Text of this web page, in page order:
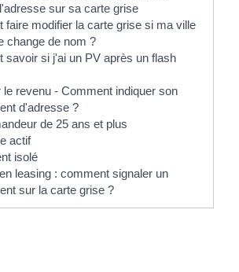
sur sa carte grise
faire modifier la carte grise si ma ville
change de nom ?
savoir si j'ai un PV après un flash
le revenu - Comment indiquer son
d'adresse ?
de 25 ans et plus
actif
isolé
leasing : comment signaler un
sur la carte grise ?